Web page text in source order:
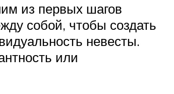
из первых шагов
собой, чтобы создать
невесты.
или